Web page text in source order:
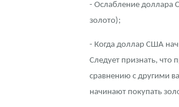
- Ослабление доллара
золото);
- Когда доллар США
Следует признать, что
сравнению с другими
начинают покупать